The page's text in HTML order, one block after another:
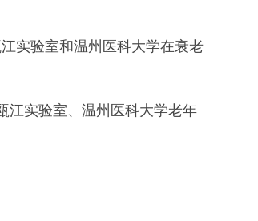
实验室和温州医科大学在衰老
江实验室、温州医科大学老年